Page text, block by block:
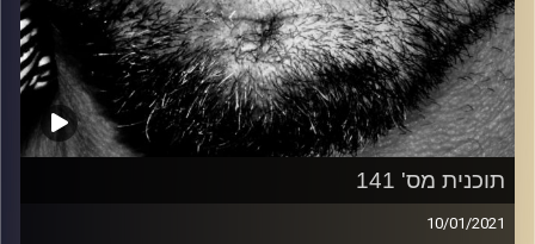
תוכנית מס' 141
10/01/2021